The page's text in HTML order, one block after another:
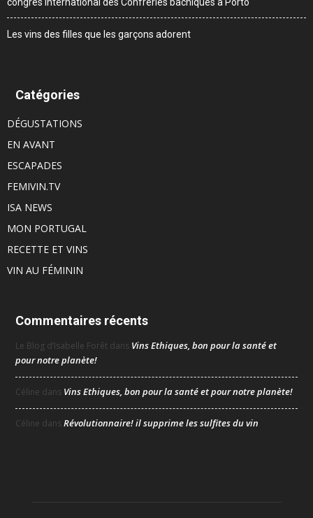
congrès International des Confréries bachiques à Porto
Les vins des filles que les garçons adorent
Catégories
DÉGUSTATIONS
EN AVANT
ESCAPADES
FEMIVIN.TV
ISA NEWS
MON PORTUGAL
RECETTE ET VINS
VIN AU FÉMININ
Commentaires récents
Le Blog d’Isabelle Forêt dans Vins Ethiques, bon pour la santé et
pour notre planète!
Céline dans Vins Ethiques, bon pour la santé et pour notre planète!
Céline dansRévolutionnaire! il supprime les sulfites du vin